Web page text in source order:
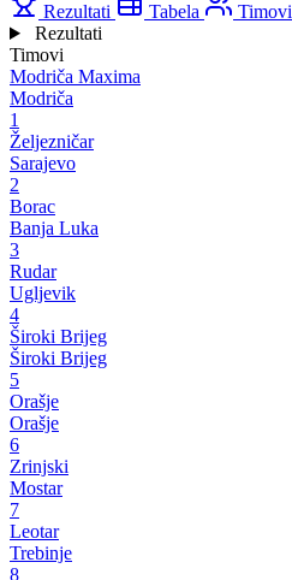
Rezultati Tabela Timovi
Rezultati
Timovi
Modriča Maxima
Modriča
1
Željezničar
Sarajevo
2
Borac
Banja Luka
3
Rudar
Ugljevik
4
Široki Brijeg
Široki Brijeg
5
Orašje
Orašje
6
Zrinjski
Mostar
7
Leotar
Trebinje
8